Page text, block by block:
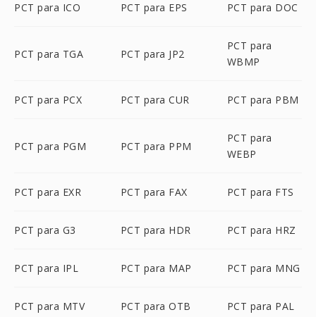
PCT para ICO PCT para EPS PCT para DOC
PCT para TGA PCT para JP2
PCT para
WBMP
PCT para PCX PCT para CUR PCT para PBM
PCT para PGM PCT para PPM
PCT para
WEBP
PCT para EXR PCT para FAX PCT para FTS
PCT para G3 PCT para HDR PCT para HRZ
PCT para IPL PCT para MAP PCT para MNG
PCT para MTV PCT para OTB PCT para PAL